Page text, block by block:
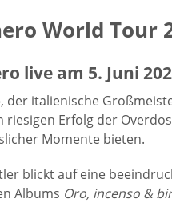
World Tour
live am 5. Juni
, der italienische
riesigen Erfolg der
Momente bieten.
blickt auf eine
Albums Oro, incenso &